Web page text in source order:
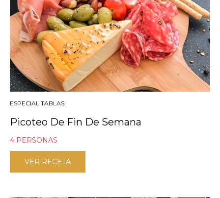
ESPECIAL TABLAS
Picoteo De Fin De Semana
4 PERSONAS
VER RECETA